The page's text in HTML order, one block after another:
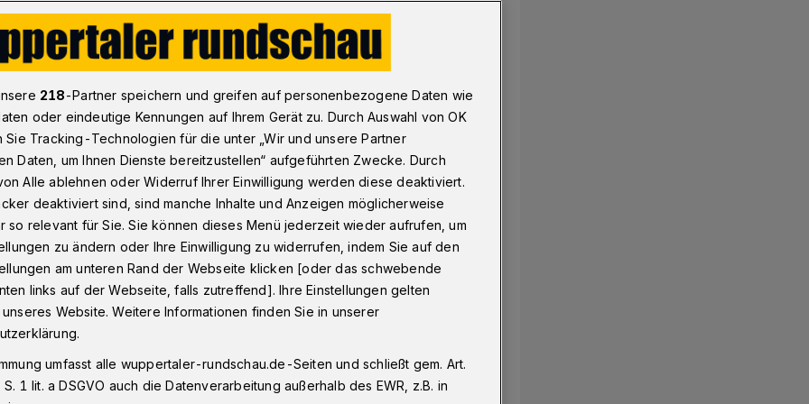
Rundschau-Adventskalender – das 3. Türchen
–
öffnet sich ein neues Türchen beim
Rundschau. Bis zum 24.
zu gewinnen. Heute wird es
218-Partner speichern und greifen auf personenbezogene Daten wie
oder eindeutige Kennungen auf Ihrem Gerät zu. Durch Auswahl von OK
Sie Tracking-Technologien für die unter „Wir und unsere Partner
Daten, um Ihnen Dienste bereitzustellen“ aufgeführten Zwecke. Durch
Alle ablehnen oder Widerruf Ihrer Einwilligung werden diese deaktiviert.
deaktiviert sind, sind manche Inhalte und Anzeigen möglicherweise
so relevant für Sie. Sie können dieses Menü jederzeit wieder aufrufen, um
zu ändern oder Ihre Einwilligung zu widerrufen, indem Sie auf den
am unteren Rand der Webseite klicken [oder das schwebende
links auf der Webseite, falls zutreffend]. Ihre Einstellungen gelten
Website. Weitere Informationen finden Sie in unserer
umfasst alle wuppertaler-rundschau.de-Seiten und schließt gem. Art.
1 lit. a DSGVO auch die Datenverarbeitung außerhalb des EWR, z.B. in